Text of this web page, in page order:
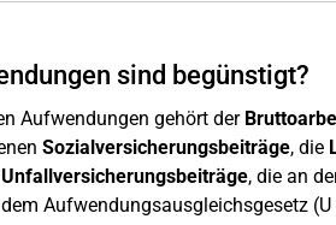
sind begünstigt?
Aufwendungen gehört der
Sozialversicherungsbeiträge, die
Unfallversicherungsbeiträge, die an
Aufwendungsausgleichsgesetz (U